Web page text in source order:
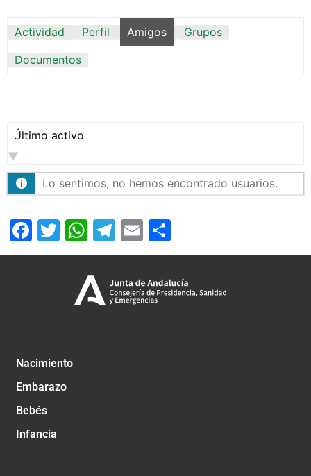
Actividad Perfil Amigos
Grupos
Documentos
Mostrar:
Lo sentimos, no hemos encontrado usuarios.
Facebook
Twitter
WhatsApp
Telegram
Email
Nacimiento
Embarazo
Bebés
Infancia